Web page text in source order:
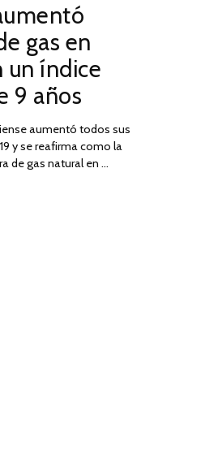
2025
gas en
un índice
9 años
aumentó todos sus
y se reafirma como la
de gas natural en …